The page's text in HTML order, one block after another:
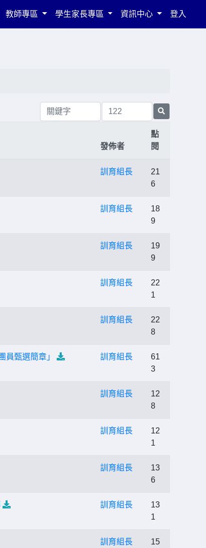
教師專區 學生家長專區 資訊中心 登入
發佈者
點
閱
訓育組長
21
6
訓育組長
18
9
訓育組長
19
9
訓育組長
22
1
訓育組長
22
8
員甄選簡章」 訓育組長
61
3
訓育組長
12
8
訓育組長
12
1
訓育組長
13
6
訓育組長
13
1
訓育組長
15